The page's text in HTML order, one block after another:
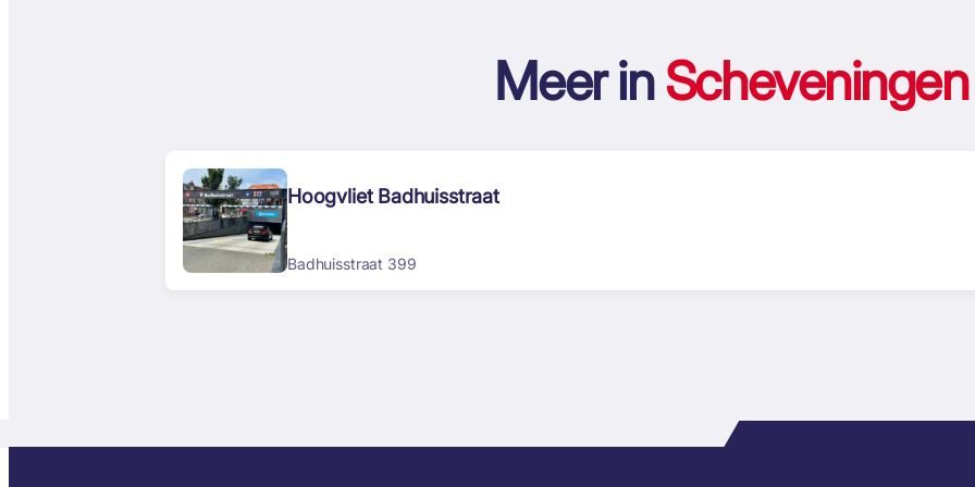
Meer inScheveningen
Hoogvliet Badhuisstraat
Badhuisstraat 399